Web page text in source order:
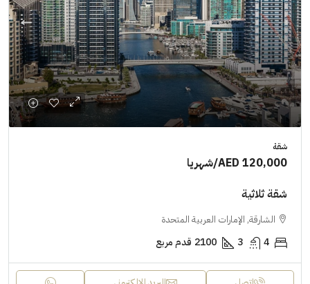
شقة
AED 120,000/شهريا
شقة ثلاثية
الشارقة, الإمارات العربية المتحدة
4
3
2100 قدم مربع